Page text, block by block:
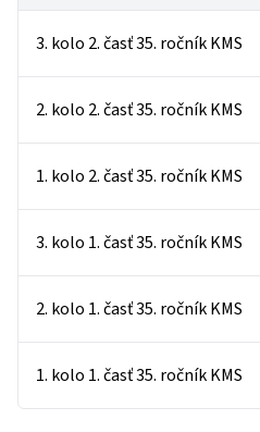
3. kolo 2. časť 35. ročník KMS
2. kolo 2. časť 35. ročník KMS
1. kolo 2. časť 35. ročník KMS
3. kolo 1. časť 35. ročník KMS
2. kolo 1. časť 35. ročník KMS
1. kolo 1. časť 35. ročník KMS